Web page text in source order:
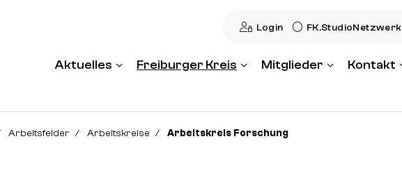
Login FK.StudioNetzwerk
Aktuelles Freiburger Kreis Mitglieder Kontakt
Arbeitsfelder Arbeitskreise Arbeitskreis Forschung